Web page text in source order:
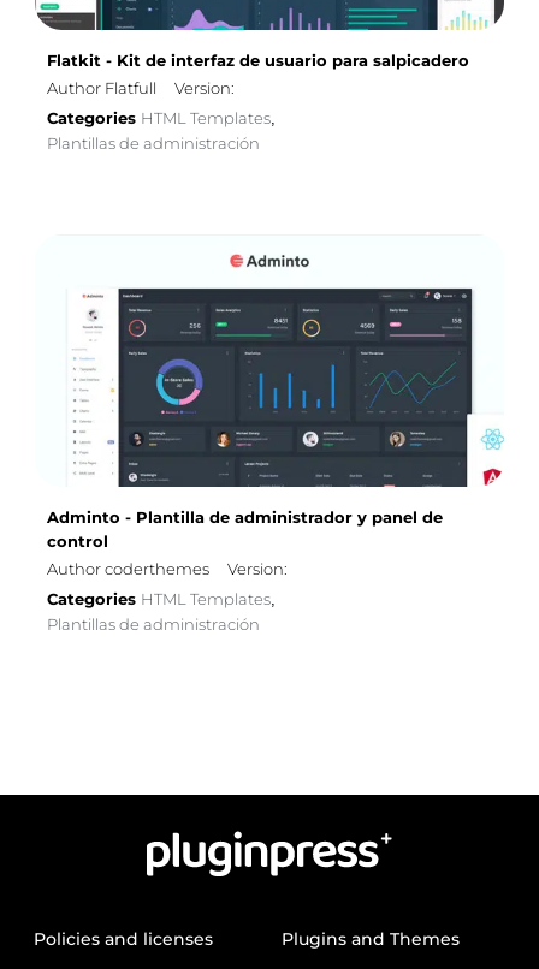
Flatkit - Kit de interfaz de usuario para salpicadero
Author Flatfull
Version:
Categories HTML Templates,
Plantillas de administración
Adminto - Plantilla de administrador y panel de
control
Author coderthemes
Version:
Categories HTML Templates,
Plantillas de administración
Policies and licenses Plugins and Themes